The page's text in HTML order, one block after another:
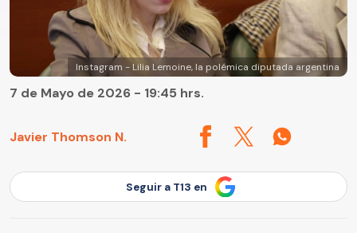
Instagram - Lilia Lemoine, la polémica diputada argentina
Javier Thomson N.
7 de Mayo de 2026 - 19:45 hrs.
Seguir a T13 en